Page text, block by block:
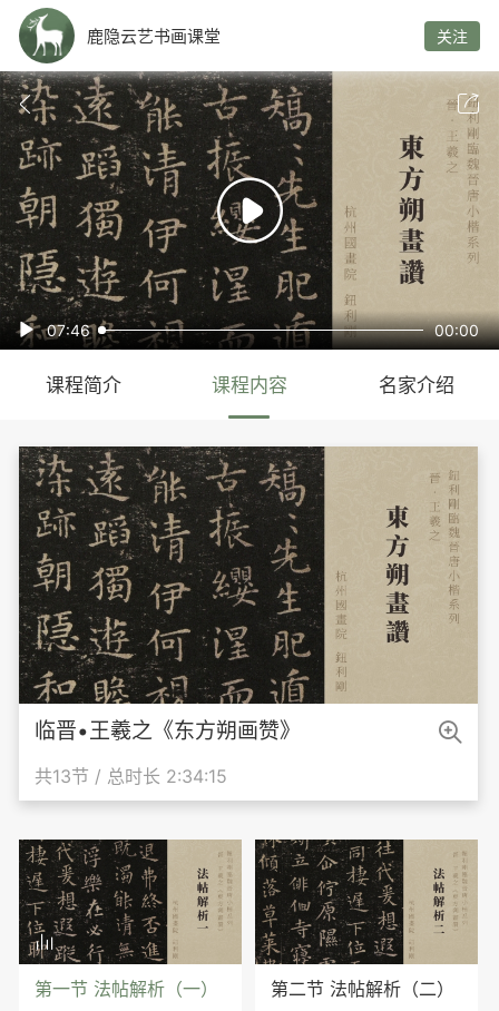
鹿隐云艺书画课堂 关注

 07:46 00:00
 
课程简介 课程内容 名家介绍
临晋•王羲之《东方朔画赞》
共13节 / 总时长 2:34:15


第一节 法帖解析（一） 第二节 法帖解析（二）